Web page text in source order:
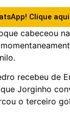
Clique
cabeceou
recebeu de
Jorginho
o terceiro